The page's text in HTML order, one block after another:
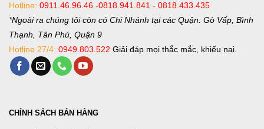
Hotline: 0911.46.96.46 -0818.941.841 - 0818.433.435
*Ngoài ra chúng tôi còn có Chi Nhánh tại các Quận: Gò Vấp, Bình
Thạnh, Tân Phú, Quận 9
Hotline 27/4: 0949.803.522 Giải đáp mọi thắc mắc, khiếu nại.
CHÍNH SÁCH BÁN HÀNG